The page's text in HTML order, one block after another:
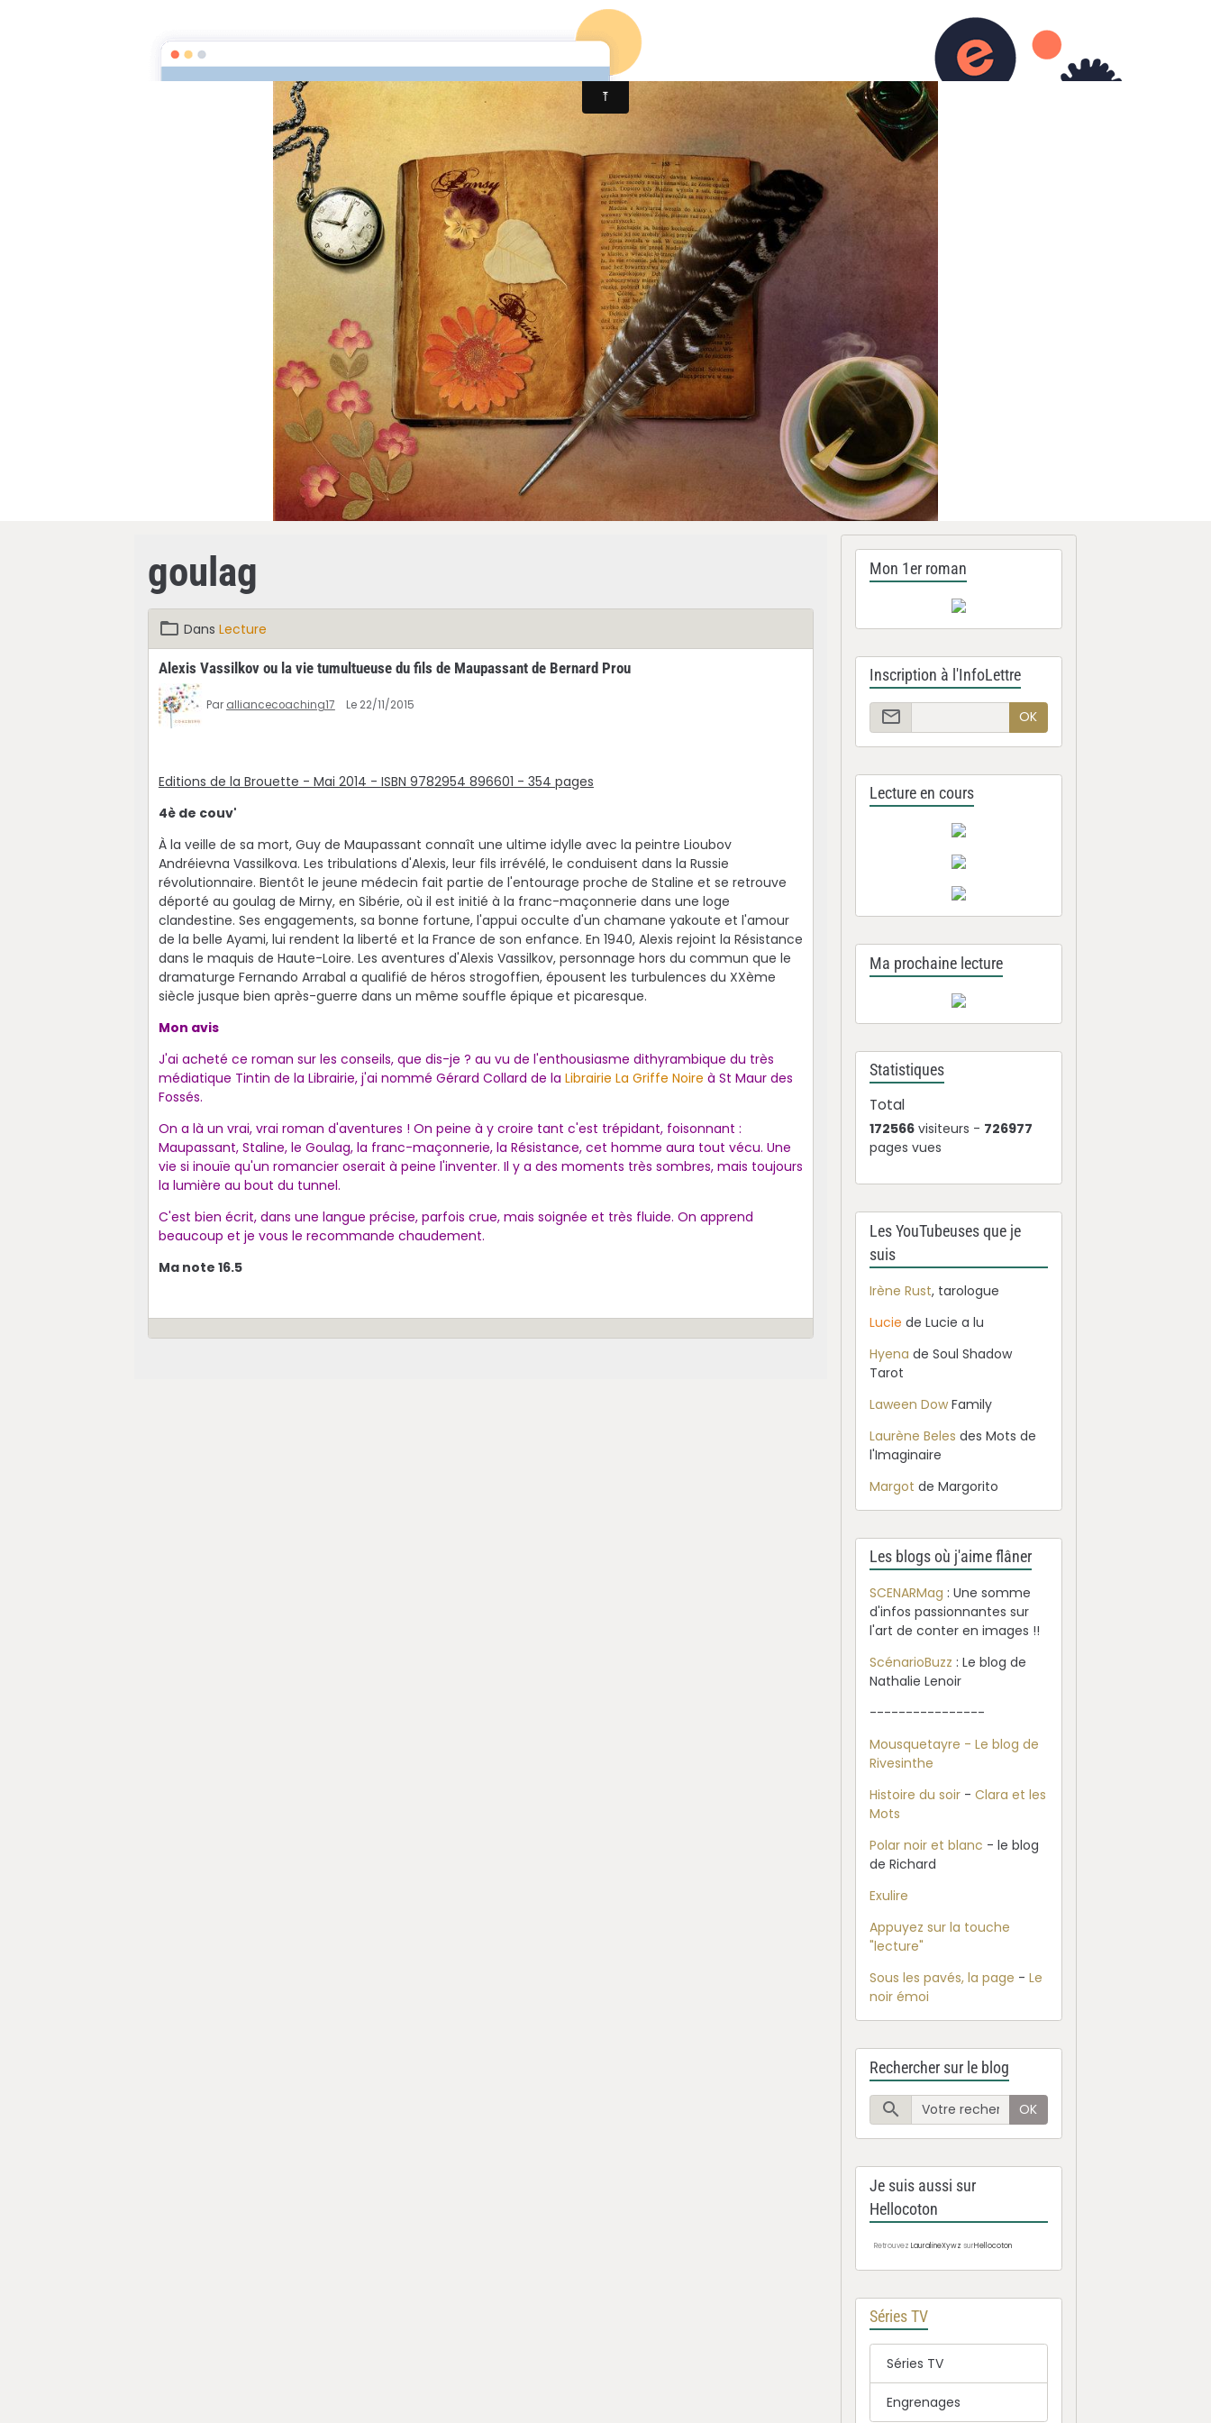
Mon blog Contact
goulag
Dans Lecture
Alexis Vassilkov ou la vie tumultueuse du fils de Maupassant de Bernard Prou
Par alliancecoaching17 Le 22/11/2015
Editions de la Brouette - Mai 2014 - ISBN 9782954 896601 - 354 pages
4è de couv'
À la veille de sa mort, Guy de Maupassant connaît une ultime idylle avec la peintre Lioubov
Andréievna Vassilkova. Les tribulations d'Alexis, leur fils irrévélé, le conduisent dans la Russie
révolutionnaire. Bientôt le jeune médecin fait partie de l'entourage proche de Staline et se retrouve
déporté au goulag de Mirny, en Sibérie, où il est initié à la franc-maçonnerie dans une loge
clandestine. Ses engagements, sa bonne fortune, l'appui occulte d'un chamane yakoute et l'amour
de la belle Ayami, lui rendent la liberté et la France de son enfance. En 1940, Alexis rejoint la Résistance
dans le maquis de Haute-Loire. Les aventures d'Alexis Vassilkov, personnage hors du commun que le
dramaturge Fernando Arrabal a qualifié de héros strogoffien, épousent les turbulences du XXème
siècle jusque bien après-guerre dans un même souffle épique et picaresque.
Mon avis
J'ai acheté ce roman sur les conseils, que dis-je ? au vu de l'enthousiasme dithyrambique du très
médiatique Tintin de la Librairie, j'ai nommé Gérard Collard de la Librairie La Griffe Noire à St Maur des
Fossés.
On a là un vrai, vrai roman d'aventures ! On peine à y croire tant c'est trépidant, foisonnant :
Maupassant, Staline, le Goulag, la franc-maçonnerie, la Résistance, cet homme aura tout vécu. Une
vie si inouïe qu'un romancier oserait à peine l'inventer. Il y a des moments très sombres, mais toujours
la lumière au bout du tunnel.
C'est bien écrit, dans une langue précise, parfois crue, mais soignée et très fluide. On apprend
beaucoup et je vous le recommande chaudement.
Ma note 16.5
Mon 1er roman
Inscription à l'InfoLettre
OK
Lecture en cours
Ma prochaine lecture
Statistiques
Total
172566 visiteurs - 726977
pages vues
Les YouTubeuses que je
suis
Irène Rust, tarologue
Luciede Lucie a lu
Hyena de Soul Shadow
Tarot
Laween DowFamily
Laurène Beles des Mots de
l'Imaginaire
Margot de Margorito
Les blogs où j'aime flâner
SCENARMag : Une somme
d'infos passionnantes sur
l'art de conter en images !!
ScénarioBuzz : Le blog de
Nathalie Lenoir
----------------
Mousquetayre - Le blog de
Rivesinthe
Histoire du soir -Clara et les
Mots
Polar noir et blanc - le blog
de Richard
Exulire
Appuyez sur la touche
"lecture"
Sous les pavés, la page -Le
noir émoi
Rechercher sur le blog
OK
Je suis aussi sur
Hellocoton
RetrouvezLauralineXywz surHellocoton
Séries TV
Séries TV
Engrenages